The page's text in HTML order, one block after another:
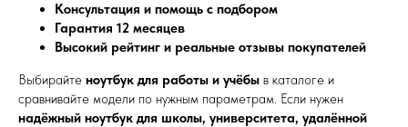
Консультация и помощь с подбором
Гарантия 12 месяцев
Высокий рейтинг и реальные отзывы покупателей
Выбирайте ноутбук для работы и учёбы в каталоге и
сравнивайте модели по нужным параметрам. Если нужен
надёжный ноутбук для школы, университета, удалённой